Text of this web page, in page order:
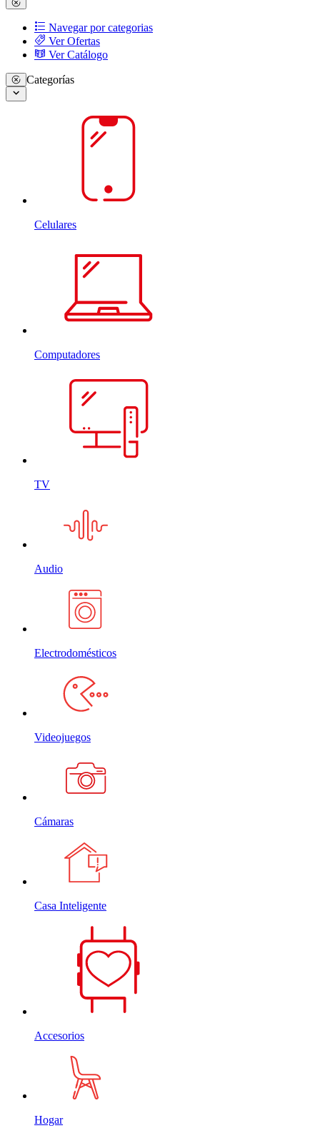
Navegar por categorias
Ver Ofertas
Ver Catálogo
Categorías
Celulares
Computadores
TV
Audio
Electrodomésticos
Videojuegos
Cámaras
Casa Inteligente
Accesorios
Hogar